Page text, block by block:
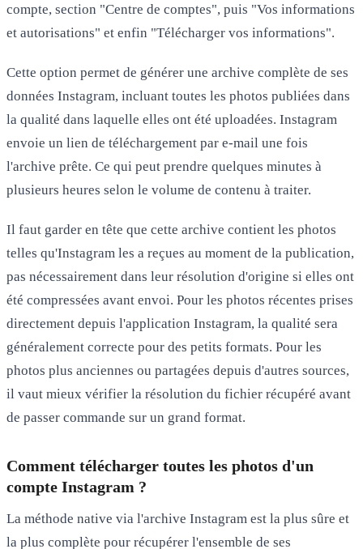
compte, section "Centre de comptes", puis "Vos informations
et autorisations" et enfin "Télécharger vos informations".
Cette option permet de générer une archive complète de ses
données Instagram, incluant toutes les photos publiées dans
la qualité dans laquelle elles ont été uploadées. Instagram
envoie un lien de téléchargement par e-mail une fois
l'archive prête. Ce qui peut prendre quelques minutes à
plusieurs heures selon le volume de contenu à traiter.
Il faut garder en tête que cette archive contient les photos
telles qu'Instagram les a reçues au moment de la publication,
pas nécessairement dans leur résolution d'origine si elles ont
été compressées avant envoi. Pour les photos récentes prises
directement depuis l'application Instagram, la qualité sera
généralement correcte pour des petits formats. Pour les
photos plus anciennes ou partagées depuis d'autres sources,
il vaut mieux vérifier la résolution du fichier récupéré avant
de passer commande sur un grand format.
Comment télécharger toutes les photos d'un
compte Instagram ?
La méthode native via l'archive Instagram est la plus sûre et
la plus complète pour récupérer l'ensemble de ses